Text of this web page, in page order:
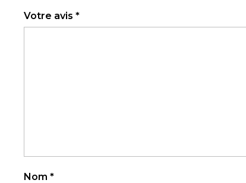
Votre avis *
Nom *